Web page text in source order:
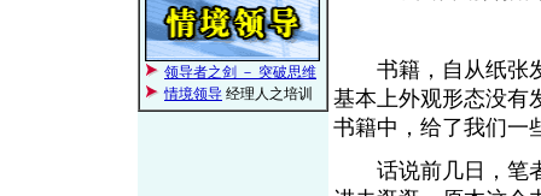
领导者之剑 － 突破思维
情境领导 经理人之培训
书籍，自从纸张发
基本上外观形态没有
书籍中，给了我们
话说前几日，笔者